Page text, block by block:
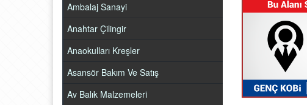
Ambalaj Sanayi
Anahtar Çilingir
Anaokulları Kreşler
Asansör Bakım Ve Satış
Av Balık Malzemeleri